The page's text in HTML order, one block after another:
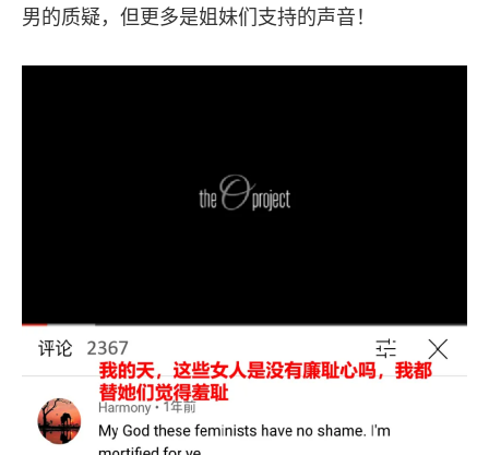
男的质疑，但更多是姐妹们支持的声音！